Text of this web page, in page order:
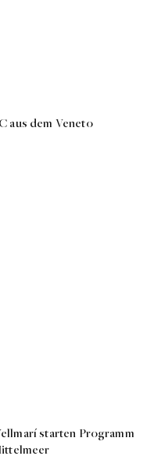
aus dem Veneto
starten Programm